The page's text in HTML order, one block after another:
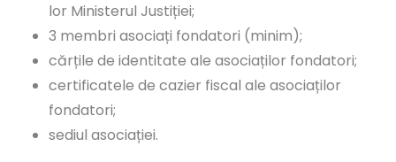
lor Ministerul Justiției;
3 membri asociați fondatori (minim);
cărțile de identitate ale asociaților fondatori;
certificatele de cazier fiscal ale asociaților
fondatori;
sediul asociației.